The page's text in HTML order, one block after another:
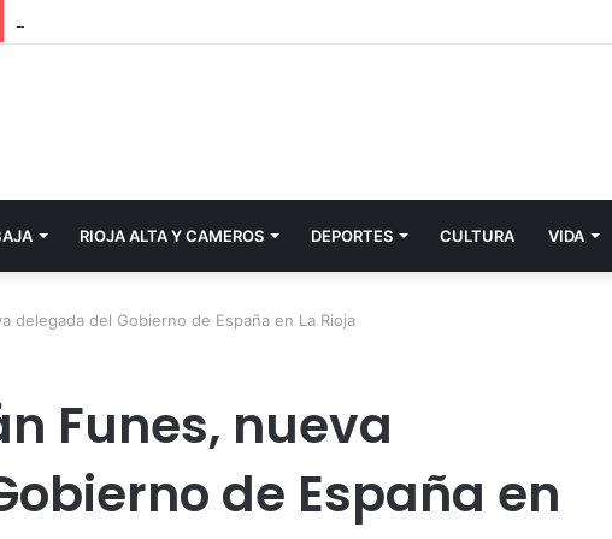
RIOJA ALTA Y CAMEROS DEPORTES CULTURA VIDA
delegada del Gobierno de España en La Rioja
Funes, nueva
de España en